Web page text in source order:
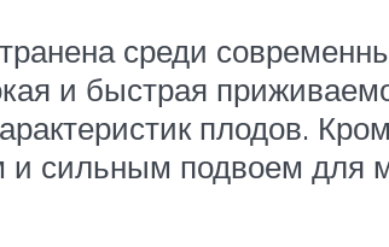
среди
и быстрая
плодов.
и сильным подвоем для